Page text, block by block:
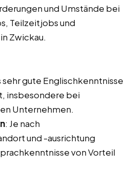
und Umstände bei
Teilzeitjobs und
Zwickau.
sehr gute Englischkenntnisse
insbesondere bei
Unternehmen.
: Je nach
und -ausrichtung
von Vorteil